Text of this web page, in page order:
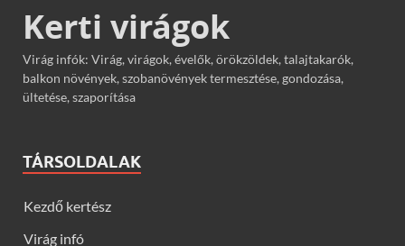
Kerti virágok
Virág infók: Virág, virágok, évelők, örökzöldek, talajtakarók,
balkon növények, szobanövények termesztése, gondozása,
ültetése, szaporítása
TÁRSOLDALAK
Kezdő kertész
Virág infó